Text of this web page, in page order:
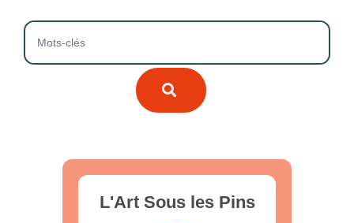
L'Art Sous les Pins